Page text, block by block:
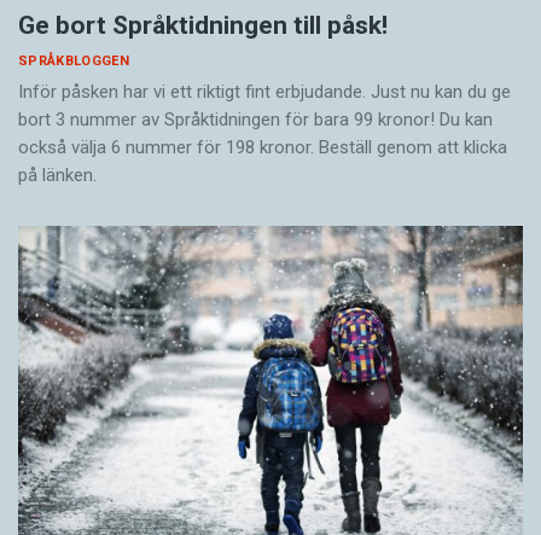
Ge bort Språktidningen till påsk!
SPRÅKBLOGGEN
Inför påsken har vi ett riktigt fint erbjudande. Just nu kan du ge
bort 3 nummer av Språktidningen för bara 99 kronor! Du kan
också välja 6 nummer för 198 kronor. Beställ genom att klicka
på länken.